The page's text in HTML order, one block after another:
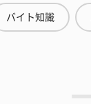
バイト知識